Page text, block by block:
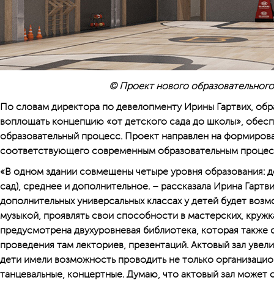
© Проект нового
По словам директора по девелопменту Ирины Гартвих,
воплощать концепцию «от детского сада до школы»,
образовательный процесс. Проект направлен на
соответствующего современным образовательным
«В одном здании совмещены четыре уровня образования:
сад), среднее и дополнительное. – рассказала Ирина
дополнительных универсальных классах у детей будет
музыкой, проявлять свои способности в мастерских,
предусмотрена двухуровневая библиотека, которая
проведения там лекториев, презентаций. Актовый зал
дети имели возможность проводить не только
танцевальные, концертные. Думаю, что актовый зал может